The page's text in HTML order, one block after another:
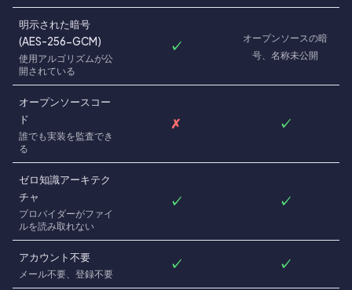
明示された暗号
(AES-256-GCM)
使用アルゴリズムが公
開されている
✓
オープンソースの暗
号、名称未公開
オープンソースコー
ド
誰でも実装を監査でき
る
✗ ✓
ゼロ知識アーキテク
チャ
プロバイダーがファイ
ルを読み取れない
✓ ✓
アカウント不要
メール不要、登録不要
✓ ✓